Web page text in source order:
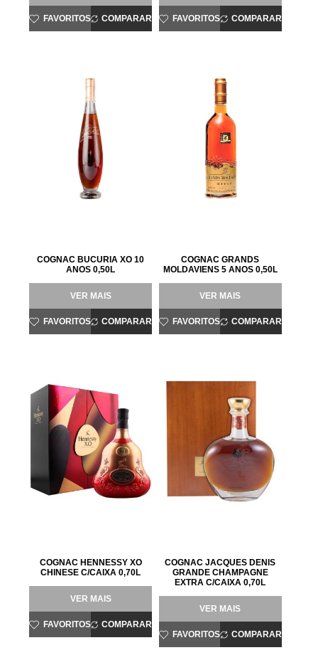
FAVORITOS COMPARAR FAVORITOS COMPARAR
COGNAC BUCURIA XO 10
ANOS 0,50L
VER MAIS
FAVORITOS COMPARAR
COGNAC GRANDS
MOLDAVIENS 5 ANOS 0,50L
VER MAIS
FAVORITOS COMPARAR
COGNAC HENNESSY XO
CHINESE C/CAIXA 0,70L
VER MAIS
FAVORITOS COMPARAR
COGNAC JACQUES DENIS
GRANDE CHAMPAGNE
EXTRA C/CAIXA 0,70L
VER MAIS
FAVORITOS COMPARAR